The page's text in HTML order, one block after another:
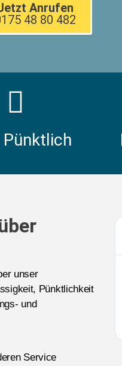
Anrufen
48 80 482
Pünktlich
unser
Pünktlichkeit
und
Service